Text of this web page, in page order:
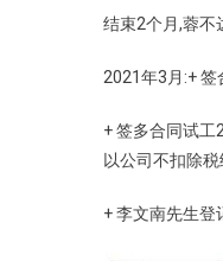
结束2个月,蓉不
2021年3月:+ 签
+ 签多合同试
以公司不扣除税
+ 李文南先生登